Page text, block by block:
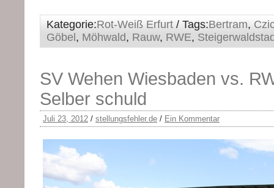
Kategorie:Rot-Weiß Erfurt / Tags:Bertram,
Göbel , Möhwald, Rauw, RWE,
SV Wehen Wiesbaden vs.
Selber schuld
Juli 23, 2012 / stellungsfehler.de / Ein Kommentar